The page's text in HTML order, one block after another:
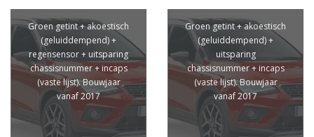
Groen getint + akoestisch
(geluiddempend) +
regensensor + uitsparing
chassisnummer + incaps
(vaste lijst). Bouwjaar
vanaf 2017
Groen getint + akoestisch
(geluiddempend) +
uitsparing
chassisnummer + incaps
(vaste lijst). Bouwjaar
vanaf 2017